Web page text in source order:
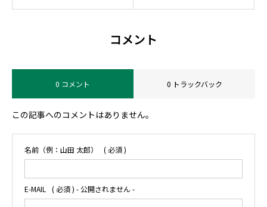
コメント
0 コメント 0 トラックバック
この記事へのコメントはありません。
名前（例：山田 太郎） ( 必須 )
E-MAIL ( 必須 ) - 公開されません -